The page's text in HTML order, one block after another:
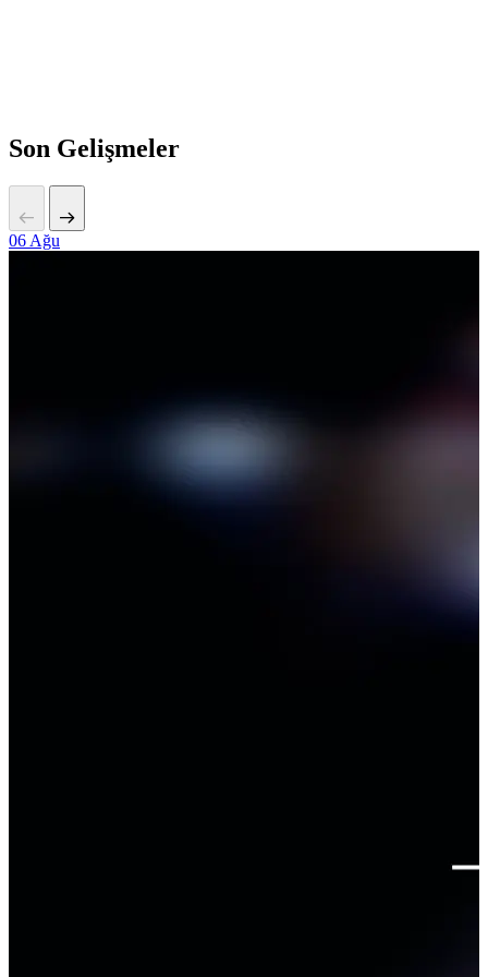
Son Gelişmeler
06 Ağu